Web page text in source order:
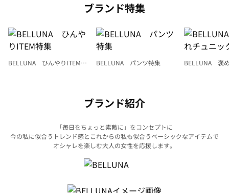
ブランド特集
BELLUNA ひんやりITEM特
BELLUNA パンツ特集
BELLUNA 褒
ブランド紹介
「毎日をちょっと素敵に」をコンセプトに
今の私に似合うトレンド感とこれからの私も似合うベーシックなアイテムで
オシャレを楽しむ大人の女性を応援します。